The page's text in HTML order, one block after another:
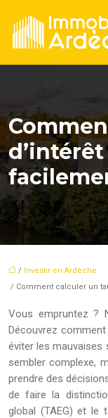
/ Investir en Ardèche
/ Comment calculer un
Vous empruntez ?
Découvrez
éviter les mauvaises
sembler complexe,
prendre des
de faire la
global (TAEG) et le